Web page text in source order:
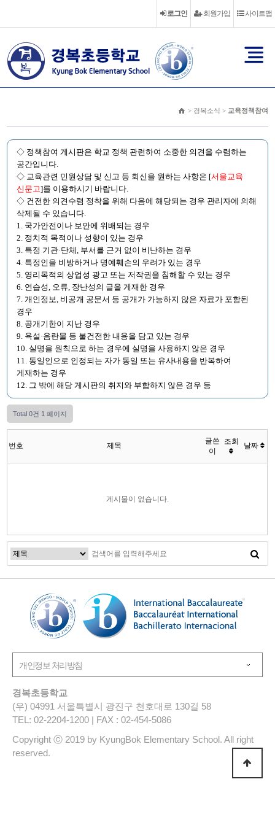
사이트맵
회원가입
로그인
> 경복소식 > 교육정책참여
◇ 정책참여 게시판은 학교 정책 관련하여 소중한 의견을 수렴하는
공간입니다.
◇ 교육관련 민원상담 및 신고 등 회신을 원하는 사항은 [서울교육
신문고]를 이용하시기 바랍니다.
◇ 건전한 의견수렴 정착을 위해 다음에 해당되는 경우 관리자에 의해
삭제될 수 있습니다.
1. 국가안전이나 보안에 위배되는 경우
2. 정치적 목적이나 성향이 있는 경우
3. 특정 기관·단체, 부서를 근거 없이 비난하는 경우
4. 특정인을 비방하거나 명예훼손의 우려가 있는 경우
5. 영리목적의 상업성 광고 또는 저작권을 침해할 수 있는 경우
6. 연습성, 오류, 장난성의 글을 게재한 경우
7. 개인정보, 비공개 공문서 등 공개가 가능하지 않은 자료가 포함된
경우
8. 공개기한이 지난 경우
9. 욕설·음란물 등 불건전한 내용을 담고 있는 경우
10. 실명을 원칙으로 하는 경우에 실명을 사용하지 않은 경우
11. 동일인으로 인정되는 자가 동일 또는 유사내용을 반복하여
게재하는 경우
12. 그 밖에 해당 게시판의 취지와 부합하지 않은 경우 등
Total 0건 1 페이지
번호 제목
글쓴
이
조회 날짜
게시물이 없습니다.
경복초등학교
(우) 04991 서울특별시 광진구 천호대로 130길 58
TEL: 02-2204-1200 | FAX : 02-454-5086
Copyright ⓒ 2019 by KyungBok Elementary School. All right
reserved.